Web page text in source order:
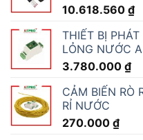
10.618.560 ₫
THIẾT BỊ
LỎNG NƯỚC
3.780.000 ₫
CẢM BIẾN RÒ
RỈ NƯỚC
270.000 ₫